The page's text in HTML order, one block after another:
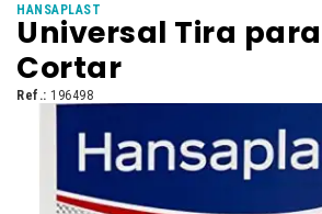
HANSAPLAST
Universal Tira para
Cortar
Ref.: 196498